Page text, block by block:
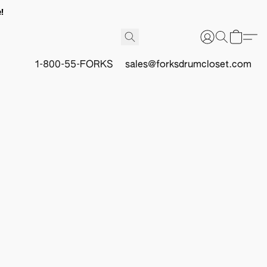
1-800-55-FORKS sales@forksdrumcloset.com